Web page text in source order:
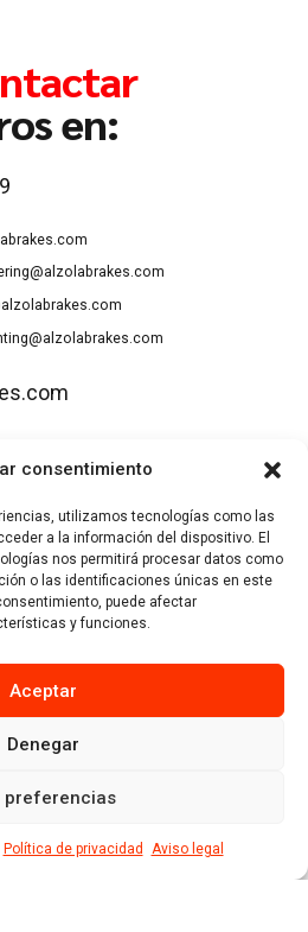
consentimiento
utilizamos tecnologías como las
a la información del dispositivo. El
nos permitirá procesar datos como
o las identificaciones únicas en este
puede afectar
y funciones.
Aceptar
Denegar
preferencias
Política de privacidad Aviso legal
en:
Uzbina kalea, 11
01015 Vitoria - Gasteiz